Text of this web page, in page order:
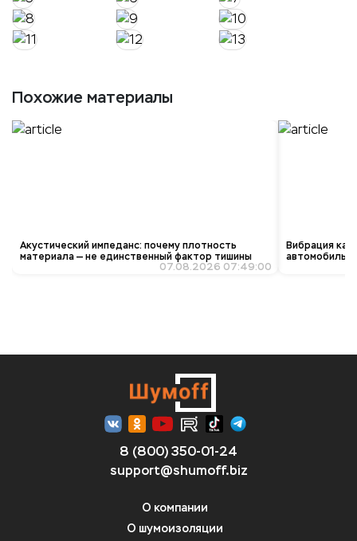
Похожие материалы
Акустический импеданс: почему плотность
материала — не единственный фактор тишины
07.08.2026 07:49:00
Вибрация как
автомобиль
8 (800) 350-01-24
support@shumoff.biz
О компании
О шумоизоляции